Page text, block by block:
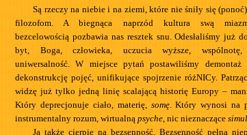
Są rzeczy na niebie i na ziemi, które nie śniły się
filozofom. A biegnąca naprzód kultura swą
bezcelowością pozbawia nas resztek snu. Odesłaliśmy już
byt, Boga, człowieka, uczucia wyższe, wspólnotę,
uniwersalność. W miejsce pytań postawiliśmy demontaż
dekonstrukcję pojęć, unifikujące spojrzenie różNICy.
widzę już tylko jedną linię scalającą historię Europy –
Który deprecjonuje ciało, materię, somę. Który wynosi na
instrumentalny rozum, wirtualną psyche, nic nieznaczące
Ja także cierpię na bezsenność. Bezsenność pełną